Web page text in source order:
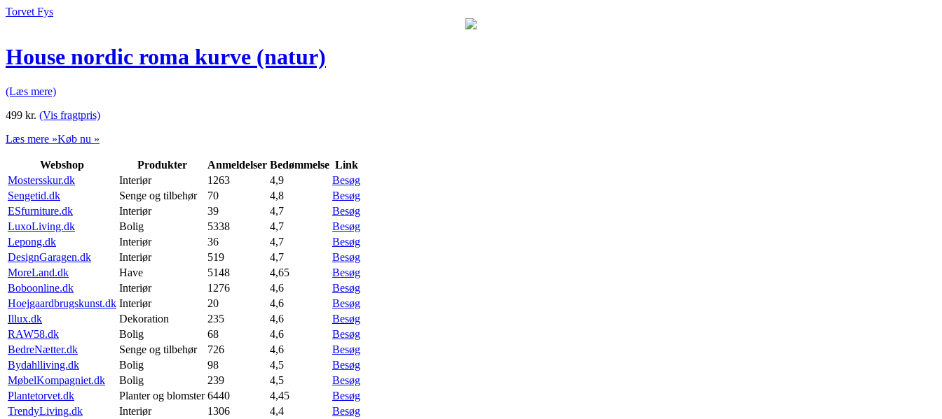
Torvet Fys
House nordic roma kurve (natur)
(Læs mere)
499 kr. (Vis fragtpris)
Læs mere »Køb nu »
Webshop Produkter Anmeldelser Bedømmelse Link
Mostersskur.dk
Interiør 1263 4,9
Besøg
Sengetid.dk
Senge og tilbehør 70 4,8
Besøg
ESfurniture.dk
Interiør 39 4,7
Besøg
LuxoLiving.dk
Bolig 5338 4,7
Besøg
Lepong.dk
Interiør 36 4,7
Besøg
DesignGaragen.dk
Interiør 519 4,7
Besøg
MoreLand.dk
Have 5148 4,65
Besøg
Boboonline.dk
Interiør 1276 4,6
Besøg
Hoejgaardbrugskunst.dk Interiør 20 4,6
Besøg
Illux.dk
Dekoration 235 4,6
Besøg
RAW58.dk
Bolig 68 4,6
Besøg
BedreNætter.dk
Senge og tilbehør 726 4,6
Besøg
Bydahlliving.dk
Bolig 98 4,5
Besøg
MøbelKompagniet.dk
Bolig 239 4,5
Besøg
Plantetorvet.dk
Planter og blomster 6440 4,45
Besøg
TrendyLiving.dk
Interiør 1306 4,4
Besøg